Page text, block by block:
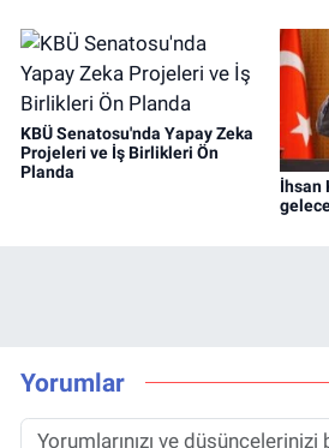
KBÜ Senatosu'nda Yapay Zeka
Projeleri ve İş Birlikleri Ön
Planda
İhsan
Yorumlar